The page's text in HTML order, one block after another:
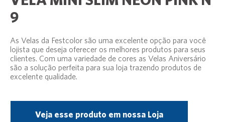
9
As Velas da Festcolor são uma excelente opção para você
lojista que deseja oferecer os melhores produtos para seus
clientes. Com uma variedade de cores as Velas Aniversário
são a solução perfeita para sua loja trazendo produtos de
excelente qualidade.
Veja esse produto em nossa Loja